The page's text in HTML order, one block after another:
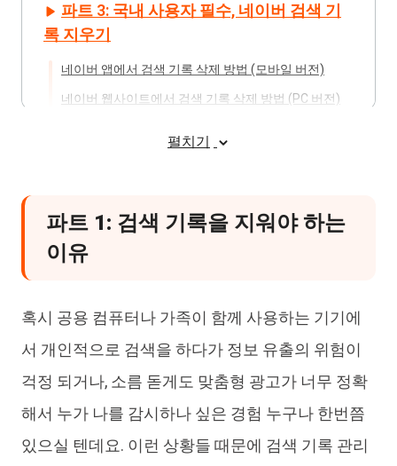
파트 3: 국내 사용자 필수, 네이버 검색 기
록 지우기
네이버 앱에서 검색 기록 삭제 방법 (모바일 버전)
네이버 웹사이트에서 검색 기록 삭제 방법 (PC 버전)
파트 4: 브라우저 기록과 계정 기록의 차이
펼치기
파트 1: 검색 기록을 지워야 하는
이유
혹시 공용 컴퓨터나 가족이 함께 사용하는 기기에
서 개인적으로 검색을 하다가 정보 유출의 위험이
걱정 되거나, 소름 돋게도 맞춤형 광고가 너무 정확
해서 누가 나를 감시하나 싶은 경험 누구나 한번쯤
있으실 텐데요. 이런 상황들 때문에 검색 기록 관리